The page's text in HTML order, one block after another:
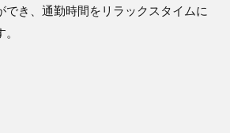
でき、通勤時間をリラックスタイムに